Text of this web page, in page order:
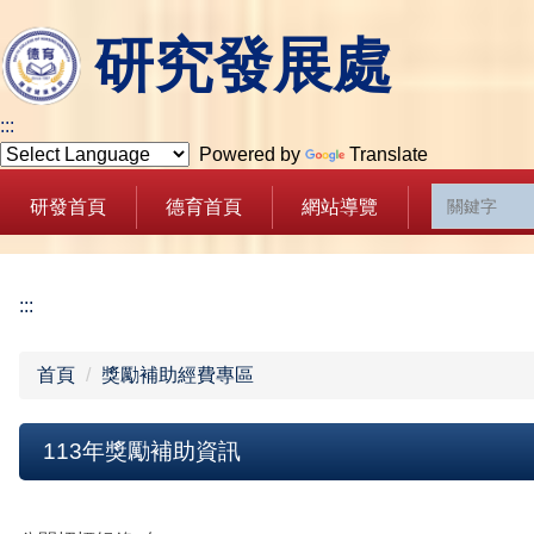
到
主
要
內
容
研究發展處
:::
Powered by
Translate
研發首頁 德育首頁 網站導覽
:::
首頁 獎勵補助經費專區
113年獎勵補助資訊